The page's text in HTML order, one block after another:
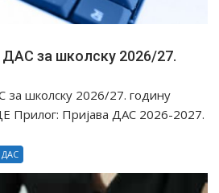
ДАС за школску 2026/27.
за школску 2026/27. годину
Прилог: Пријава ДАС 2026-2027.
ДАС